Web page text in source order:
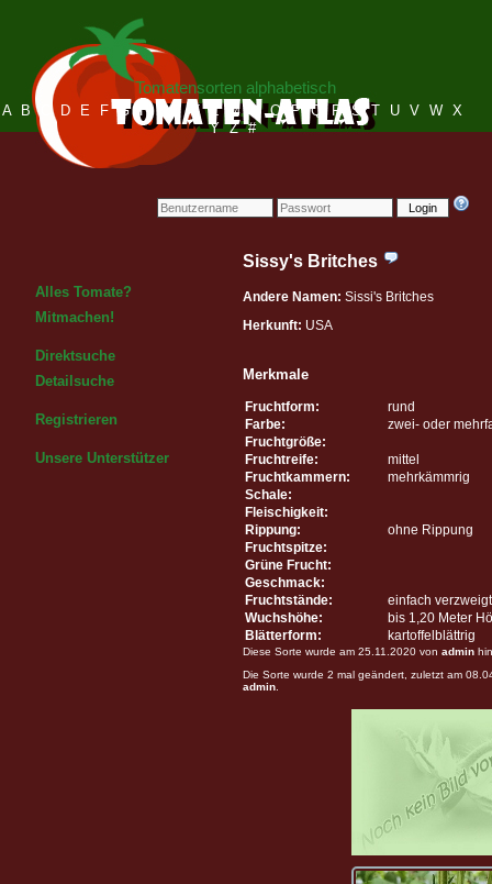
Login
Tomatensorten alphabetisch
A B C D E F G H I J K L M N O P Q R S T U V W X
Y Z #
Alles Tomate?
Mitmachen!
Direktsuche
Detailsuche
Registrieren
Unsere Unterstützer
Sissy's Britches
Andere Namen: Sissi's Britches
Herkunft: USA
Merkmale
Fruchtform:
rund
Farbe:
zwei- oder
Fruchtgröße:
Fruchtreife:
mittel
Fruchtkammern:
mehrkämmrig
Schale:
Fleischigkeit:
Rippung:
ohne Rippung
Fruchtspitze:
Grüne Frucht:
Geschmack:
Fruchtstände:
einfach verzweigt
Wuchshöhe:
bis 1,20 Meter
Blätterform:
kartoffelblättrig
Diese Sorte wurde am 25.11.2020 von admin
Die Sorte wurde 2 mal geändert, zuletzt am
admin